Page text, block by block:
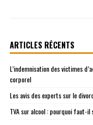
ARTICLES RÉCENTS
L’indemnisation des victimes
corporel
Les avis des experts sur le
TVA sur alcool : pourquoi faut-